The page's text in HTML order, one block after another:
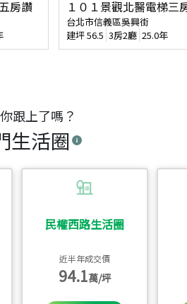
跟上了嗎？
生活圈
民權西路生活圈
近半年成交價
94.1萬/坪
房讚 １０１景觀北醫電梯三
台北市信義區吳興街
建坪56.5 3房2廳 25.0年